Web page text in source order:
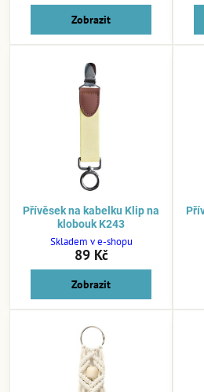
Zobrazit
Přívěsek na kabelku Klip na
klobouk K243
Skladem v e-shopu
89 Kč
Zobrazit